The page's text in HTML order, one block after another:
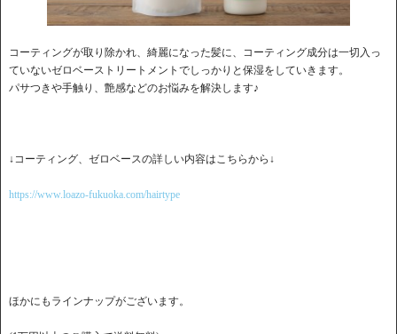
コーティングが取り除かれ、綺麗になった髪に、コーティング成分は一切入っ
ていないゼロベーストリートメントでしっかりと保湿をしていきます。
パサつきや手触り、艶感などのお悩みを解決します♪
↓コーティング、ゼロベースの詳しい内容はこちらから↓
https://www.loazo-fukuoka.com/hairtype
ほかにもラインナップがございます。